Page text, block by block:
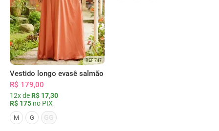
REF 747
Vestido longo evasê salmão
R$ 179,00
12x de R$ 17,30
R$ 175 no PIX
M G GG